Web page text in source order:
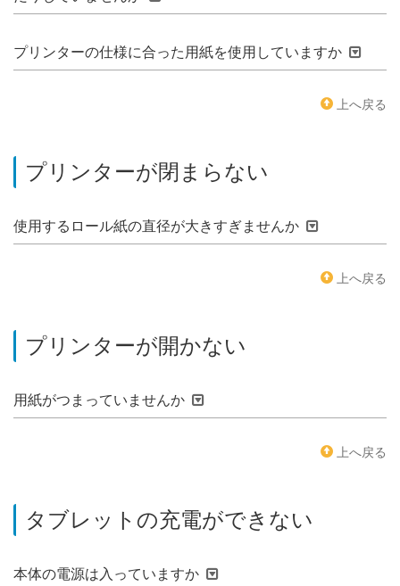
プリンターの仕様に合った用紙を使用していますか
上へ戻る
プリンターが閉まらない
使用するロール紙の直径が大きすぎませんか
上へ戻る
プリンターが開かない
用紙がつまっていませんか
上へ戻る
タブレットの充電ができない
本体の電源は入っていますか